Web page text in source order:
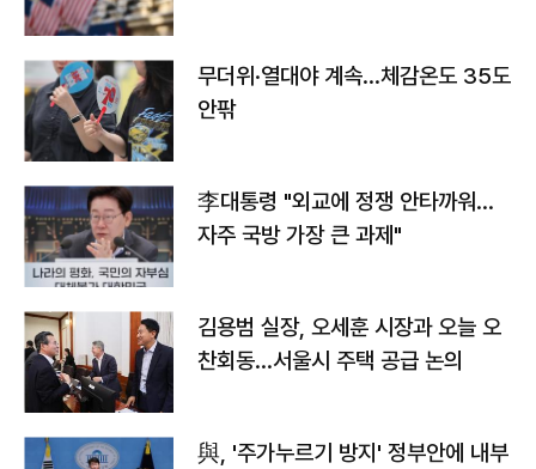
무더위·열대야 계속…체감온도 35도
안팎
李대통령 "외교에 정쟁 안타까워…
자주 국방 가장 큰 과제"
김용범 실장, 오세훈 시장과 오늘 오
찬회동...서울시 주택 공급 논의
與, '주가누르기 방지' 정부안에 내부